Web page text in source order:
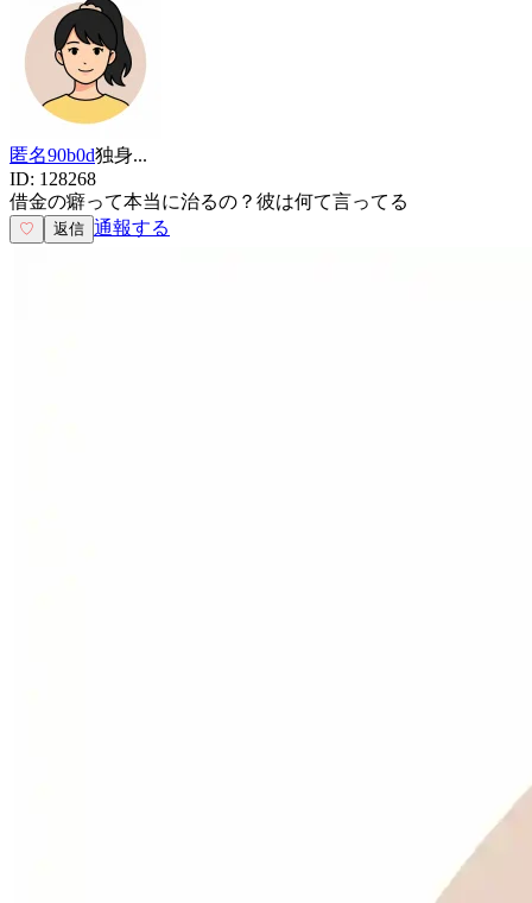
匿名90b0d独身...
ID: 128268
借金の癖って本当に治るの？彼は何て言ってる
♡ 返信 通報する